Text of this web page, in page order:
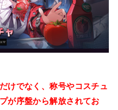
けでなく、称号やコスチュ
が序盤から解放されてお